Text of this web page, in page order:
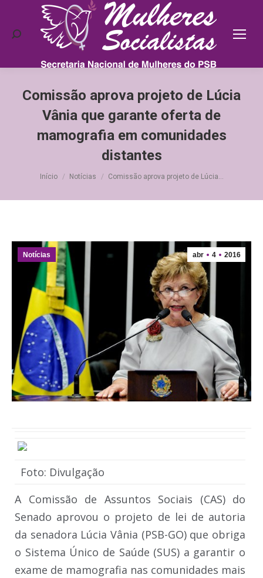
Search:
Comissão aprova projeto de Lúcia
Vânia que garante oferta de
mamografia em comunidades
distantes
Você está aqui:
Início Notícias Comissão aprova projeto de Lúcia…
abr 4 2016
Notícias
Foto: Divulgação
A Comissão de Assuntos Sociais (CAS) do
Senado aprovou o projeto de lei de autoria
da senadora Lúcia Vânia (PSB-GO) que obriga
o Sistema Único de Saúde (SUS) a garantir o
exame de mamografia nas comunidades mais